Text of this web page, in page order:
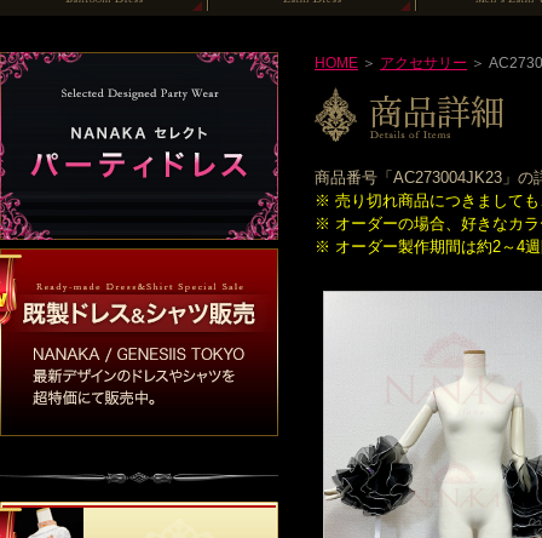
HOME ＞ アクセサリー ＞
商品番号「AC273004JK23」
※ 売り切れ商品につきまして
※ オーダーの場合、好きなカ
※ オーダー製作期間は約2～4